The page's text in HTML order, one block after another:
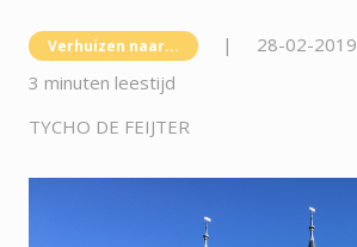
Verhuizen naar... | 28-02-2019
3 minuten leestijd
TYCHO DE FEIJTER